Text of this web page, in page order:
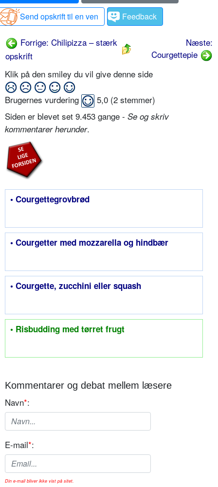
Send opskrift til en ven
Feedback
Forrige: Chilipizza – stærk
opskrift
Næste:
Courgettepie
Klik på den smiley du vil give denne side
Brugernes vurdering 5,0 (2 stemmer)
Siden er blevet set 9.453 gange - Se og skriv
kommentarer herunder.
• Courgettegrovbrød
• Courgetter med mozzarella og hindbær
• Courgette, zucchini eller squash
• Risbudding med tørret frugt
Kommentarer og debat mellem læsere
Navn*:
E-mail*:
Din e-mail bliver ikke vist på sitet.